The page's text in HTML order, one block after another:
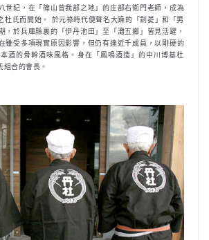
世紀，在「篠山曾我部之地」的庄部右衛門老師，成為
杜氏而開始。 於元祿時代便聲名大躁的「劍菱」和「男
，於兵庫縣裏的「伊丹池田」至「灘五鄉」皆見活躍，
雖受多項現實原因影響，但仍有達近千成員，以剛硬的
本酒的骨幹酒味風格。身在「鳳鳴酒造」的中川博基杜
組合的會長。